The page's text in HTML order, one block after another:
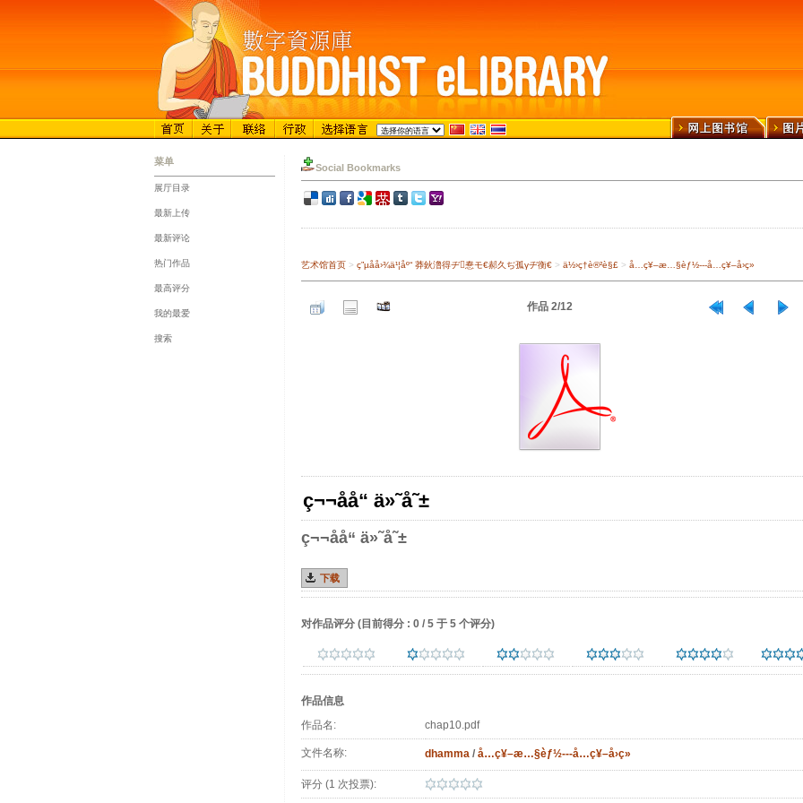
菜单
展厅目录
最新上传
最新评论
热门作品
最高评分
我的最爱
搜索
Social Bookmarks
艺术馆首页> ç”µå­å›¾ä¹¦åº“ 莽鈥澛得ヂ惷モ€郝久ぢ孤γヂ衡€> ä½›ç†è®²è§£> å…­ç¥–æ…§èƒ½---å…­ç¥–å›ç»
作品 2/12
ç¬¬åå“ ä»˜å˜±
ç¬¬åå“ ä»˜å˜±
下载
对作品评分(目前得分 : 0 / 5 于 5 个评分)
作品信息
作品名:
chap10.pdf
文件名称: dhamma/ å…­ç¥–æ…§èƒ½---å…­ç¥–å›ç»
评分 (1 次投票):